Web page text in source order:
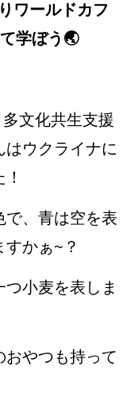
ワールドカフ
学ぼう🌏
文化共生支援
はウクライナに
で、青は空を表
かぁ~？
小麦を表しま
おやつも持って